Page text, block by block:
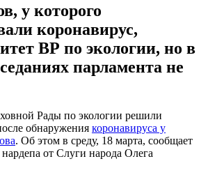
у которого
коронавирус,
ВР по экологии, но в
парламента не
Рады по экологии решили
обнаружения коронавируса у
. Об этом в среду, 18 марта, сообщает
от Слуги народа Олега